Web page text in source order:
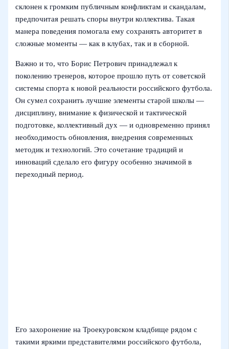
склонен к громким публичным конфликтам и скандалам,
предпочитая решать споры внутри коллектива. Такая
манера поведения помогала ему сохранять авторитет в
сложные моменты — как в клубах, так и в сборной.
Важно и то, что Борис Петрович принадлежал к
поколению тренеров, которое прошло путь от советской
системы спорта к новой реальности российского футбола.
Он сумел сохранить лучшие элементы старой школы —
дисциплину, внимание к физической и тактической
подготовке, коллективный дух — и одновременно принял
необходимость обновления, внедрения современных
методик и технологий. Это сочетание традиций и
инноваций сделало его фигуру особенно значимой в
переходный период.
Его захоронение на Троекуровском кладбище рядом с
такими яркими представителями российского футбола,